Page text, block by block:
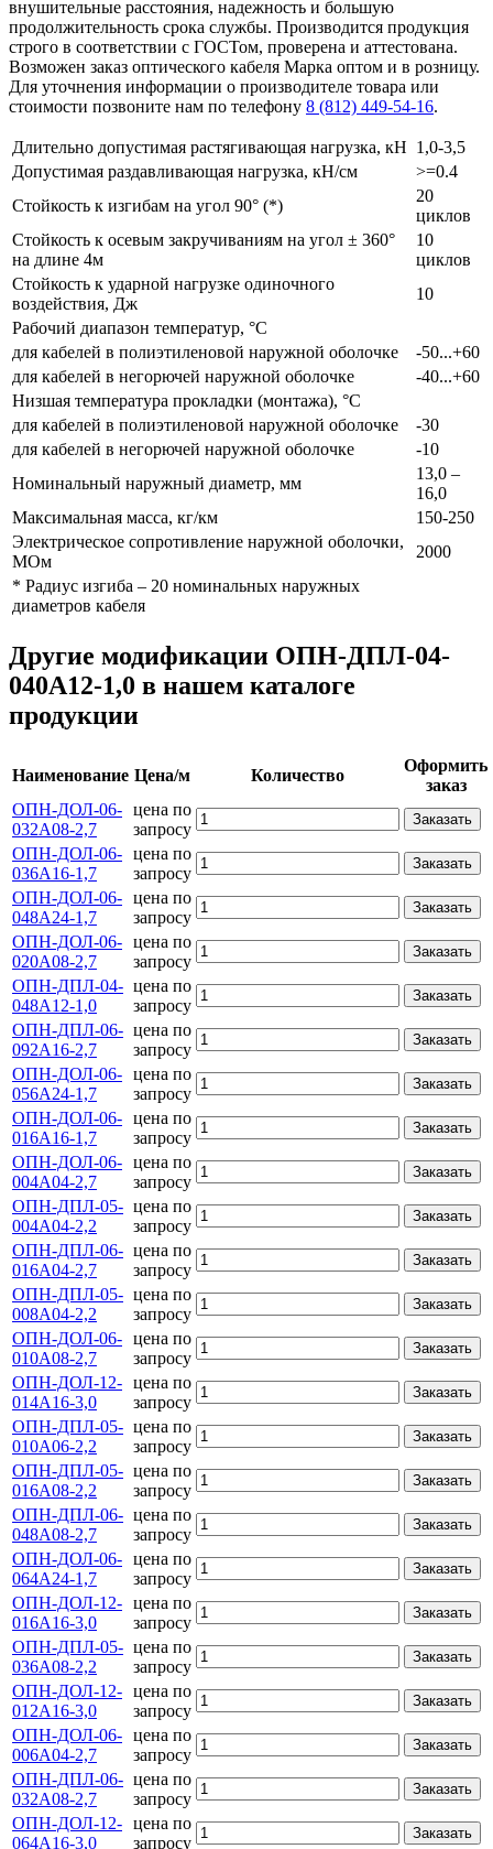
внушительные расстояния, надежность и большую
продолжительность срока службы. Производится продукция
строго в соответствии с ГОСТом, проверена и аттестована.
Возможен заказ оптического кабеля Марка оптом и в розницу.
Для уточнения информации о производителе товара или
стоимости позвоните нам по телефону 8 (812) 449-54-16.
Длительно допустимая растягивающая нагрузка, кН 1,0-3,5
Допустимая раздавливающая нагрузка, кН/см
>=0.4
Стойкость к изгибам на угол 90° (*)
20
циклов
Стойкость к осевым закручиваниям на угол ± 360°
на длине 4м
10
циклов
Стойкость к ударной нагрузке одиночного
воздействия, Дж
10
Рабочий диапазон температур, °С
для кабелей в полиэтиленовой наружной оболочке
-50...+60
для кабелей в негорючей наружной оболочке
-40...+60
Низшая температура прокладки (монтажа), °С
для кабелей в полиэтиленовой наружной оболочке
-30
для кабелей в негорючей наружной оболочке
-10
Номинальный наружный диаметр, мм
13,0 –
16,0
Максимальная масса, кг/км
150-250
Электрическое сопротивление наружной оболочки,
МОм
2000
* Радиус изгиба – 20 номинальных наружных
диаметров кабеля
Другие модификации ОПН-ДПЛ-04-
040А12-1,0 в нашем каталоге
продукции
Наименование Цена/м Количество
Оформить
заказ
ОПН-ДОЛ-06-
032А08-2,7
цена по
запросу
Заказать
ОПН-ДОЛ-06-
036А16-1,7
цена по
запросу
Заказать
ОПН-ДОЛ-06-
048А24-1,7
цена по
запросу
Заказать
ОПН-ДОЛ-06-
020А08-2,7
цена по
запросу
Заказать
ОПН-ДПЛ-04-
048А12-1,0
цена по
запросу
Заказать
ОПН-ДПЛ-06-
092А16-2,7
цена по
запросу
Заказать
ОПН-ДОЛ-06-
056А24-1,7
цена по
запросу
Заказать
ОПН-ДОЛ-06-
016А16-1,7
цена по
запросу
Заказать
ОПН-ДОЛ-06-
004А04-2,7
цена по
запросу
Заказать
ОПН-ДПЛ-05-
004А04-2,2
цена по
запросу
Заказать
ОПН-ДПЛ-06-
016А04-2,7
цена по
запросу
Заказать
ОПН-ДПЛ-05-
008А04-2,2
цена по
запросу
Заказать
ОПН-ДОЛ-06-
010А08-2,7
цена по
запросу
Заказать
ОПН-ДОЛ-12-
014А16-3,0
цена по
запросу
Заказать
ОПН-ДПЛ-05-
010А06-2,2
цена по
запросу
Заказать
ОПН-ДПЛ-05-
016А08-2,2
цена по
запросу
Заказать
ОПН-ДПЛ-06-
048А08-2,7
цена по
запросу
Заказать
ОПН-ДОЛ-06-
064А24-1,7
цена по
запросу
Заказать
ОПН-ДОЛ-12-
016А16-3,0
цена по
запросу
Заказать
ОПН-ДПЛ-05-
036А08-2,2
цена по
запросу
Заказать
ОПН-ДОЛ-12-
012А16-3,0
цена по
запросу
Заказать
ОПН-ДОЛ-06-
006А04-2,7
цена по
запросу
Заказать
ОПН-ДПЛ-06-
032А08-2,7
цена по
запросу
Заказать
ОПН-ДОЛ-12-
064А16-3,0
цена по
запросу
Заказать